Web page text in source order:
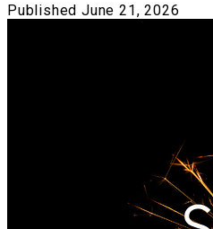
Published June 21, 2026